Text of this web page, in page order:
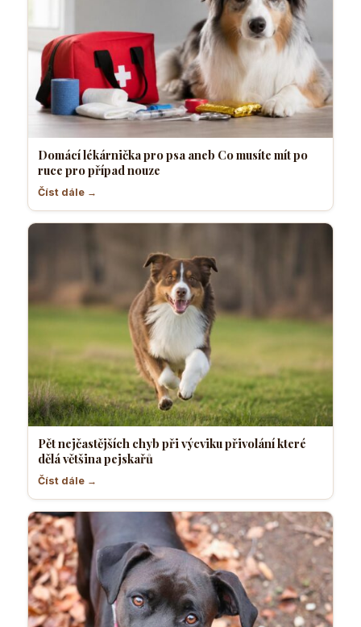
Domácí lékárnička pro psa aneb Co musíte mít po
ruce pro případ nouze
Číst dále →
Pět nejčastějších chyb při výcviku přivolání které
dělá většina pejskařů
Číst dále →